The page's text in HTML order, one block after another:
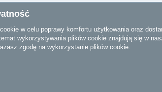
Polska
Newsletter
w celu poprawy komfortu użytkowania oraz
wykorzystywania plików cookie znajdują się w
zgodę na wykorzystanie plików cookie.